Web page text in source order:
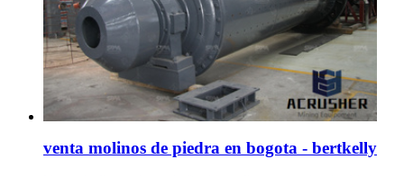
venta molinos de piedra en bogota - bertkelly